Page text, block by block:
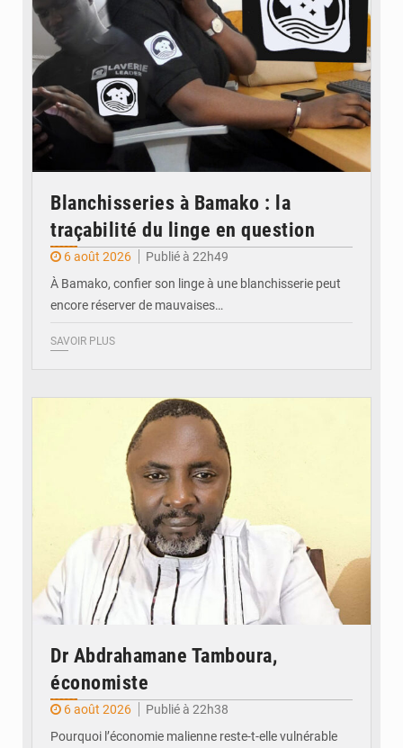
Blanchisseries à Bamako : la
traçabilité du linge en question
6 août 2026
Publié à 22h49
À Bamako, confier son linge à une blanchisserie peut
encore réserver de mauvaises…
SAVOIR PLUS
Dr Abdrahamane Tamboura,
économiste
6 août 2026
Publié à 22h38
Pourquoi l’économie malienne reste-t-elle vulnérable